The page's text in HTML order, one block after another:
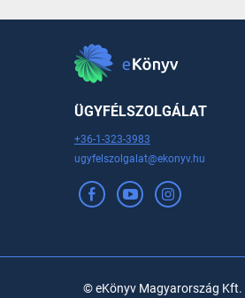
ÜGYFÉLSZOLGÁLAT
+36-1-323-3983
ugyfelszolgalat@ekonyv.hu
© eKönyv Magyarország